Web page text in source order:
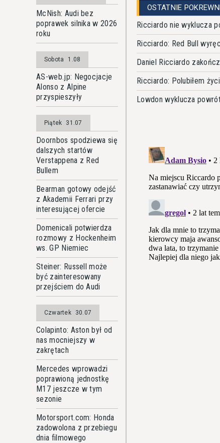
McNish: Audi bez
poprawek silnika w 2026
roku
Sobota 1.08
AS-web.jp: Negocjacje
Alonso z Alpine
przyspieszyły
Piątek 31.07
Doornbos spodziewa się
dalszych startów
Verstappena z Red
Bullem
Bearman gotowy odejść
z Akademii Ferrari przy
interesującej ofercie
Domenicali potwierdza
rozmowy z Hockenheim
ws. GP Niemiec
Steiner: Russell może
być zainteresowany
przejściem do Audi
Czwartek 30.07
Colapinto: Aston był od
nas mocniejszy w
zakrętach
Mercedes wprowadzi
poprawioną jednostkę
M17 jeszcze w tym
sezonie
Motorsport.com: Honda
zadowolona z przebiegu
dnia filmowego
OSTATNIE
Ricciardo nie wyklucza
Ricciardo: Red Bull
Daniel Ricciardo
Ricciardo: Polubiłem
Lowdon wyklucza